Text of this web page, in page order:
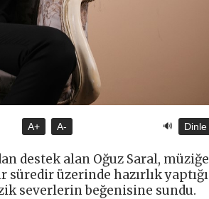
A+ A- 🔊 Dinle
destek alan Oğuz Saral, müziğe
süredir üzerinde hazırlık yaptığı
severlerin beğenisine sundu.